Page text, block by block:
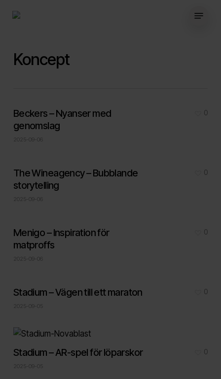
Koncept
Beckers – Nyanser med
genomslag
2025-09-06
0
The Wineagency – Bubblande
storytelling
2025-09-06
0
Menigo – Inspiration för
matproffs
2025-09-06
0
Stadium – Vägen till ett maraton
2025-09-05
0
Stadium – AR-spel för löparskor
2025-09-05
0